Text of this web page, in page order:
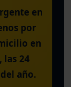
en
por
en
24
año.